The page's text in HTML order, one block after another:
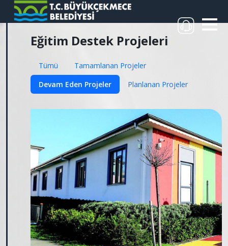
Eğitim Destek Projeleri
Tümü
Tamamlanan Projeler
Devam Eden Projeler
Planlanan Projeler